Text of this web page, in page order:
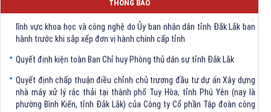
THÔNG BÁO
Quyết định Về việc bãi bỏ một số văn bảng quy phạm pháp luật trong
lĩnh vực khoa học và công nghệ do Ủy ban nhân dân tỉnh Đắk Lắk ban
hành trước khi sắp xếp đơn vị hành chính cấp tỉnh
nhà máy xử lý rác thải tại thành phố Tuy Hòa, tỉnh Phú Yên (nay là
phường Bình Kiến, tỉnh Đắk Lắk) của Công ty Cổ phần Tập đoàn công
nghệ T-Tech Việt Nam